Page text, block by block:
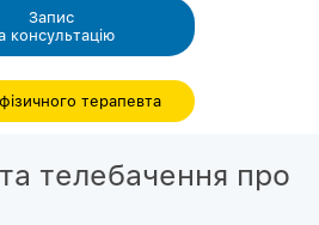
Запис
консультацiю
терапевта
телебачення про